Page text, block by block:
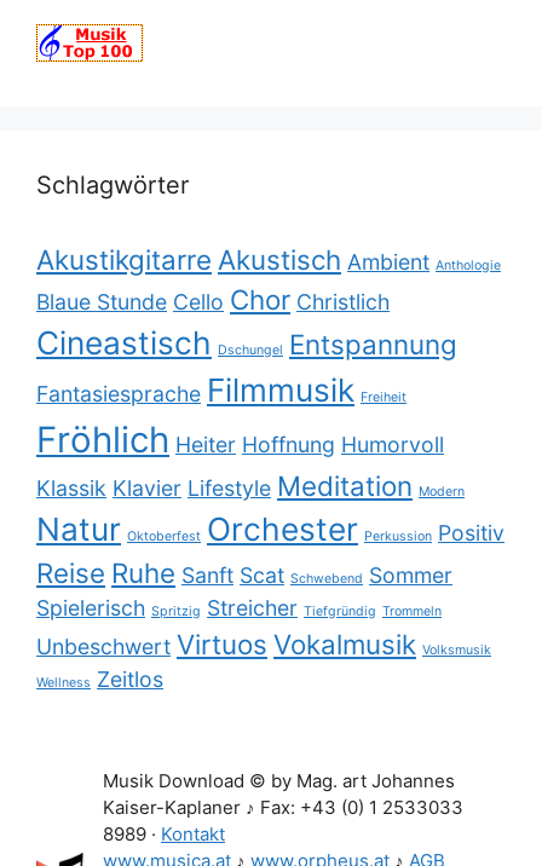
Schlagwörter
Akustikgitarre Akustisch Ambient Anthologie
Blaue Stunde Cello Chor Christlich
Cineastisch Dschungel Entspannung
Fantasiesprache Filmmusik Freiheit
Fröhlich Heiter Hoffnung Humorvoll
Klassik Klavier Lifestyle Meditation Modern
Natur Oktoberfest Orchester Perkussion Positiv
Reise Ruhe Sanft Scat Schwebend Sommer
Spielerisch Spritzig Streicher Tiefgründig Trommeln
Unbeschwert Virtuos Vokalmusik Volksmusik
Wellness Zeitlos
Musik Download © by Mag. art Johannes
Kaiser-Kaplaner ♪ Fax: +43 (0) 1 2533033
8989 · Kontakt
www.musica.at ♪ www.orpheus.at ♪ AGB